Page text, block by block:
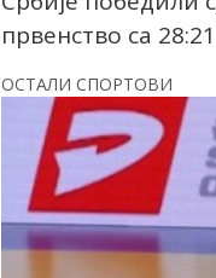
првенство са
ОСТАЛИ СПОРТОВИ